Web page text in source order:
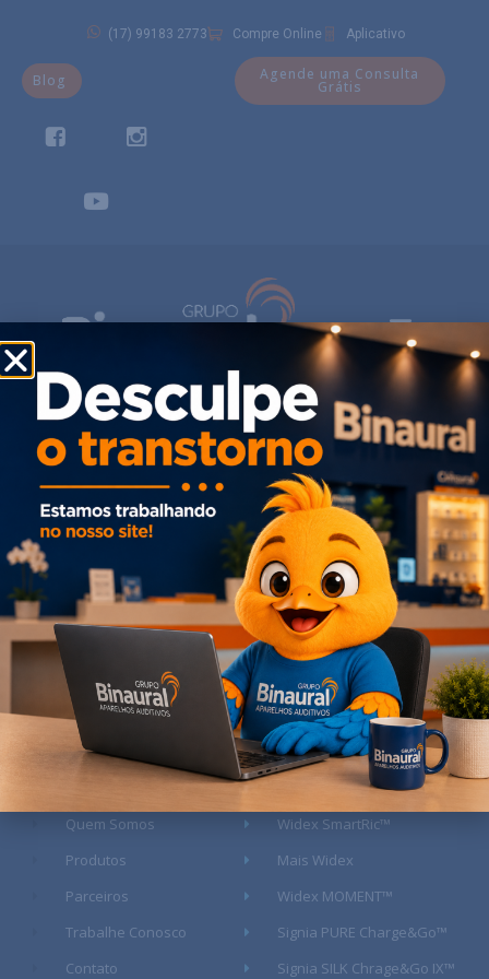
(17) 99183 2773 Compre Online Aplicativo
Blog Agende uma Consulta
Grátis
Checkout
[shoppingcart]
Grupo Binaural © Todos os Direitos Reservados. Site por
BrainFrog
Acesso Rápido
Quem Somos
Produtos
Parceiros
Trabalhe Conosco
Contato
Widex SmartRic™
Mais Widex
Widex MOMENT™
Signia PURE Charge&Go™
Signia SILK Chrage&Go IX™